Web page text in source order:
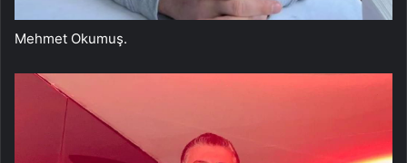
Mehmet Okumuş.